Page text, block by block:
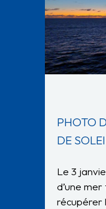
PHOTO
DE
Le 3
d’une
récupérer